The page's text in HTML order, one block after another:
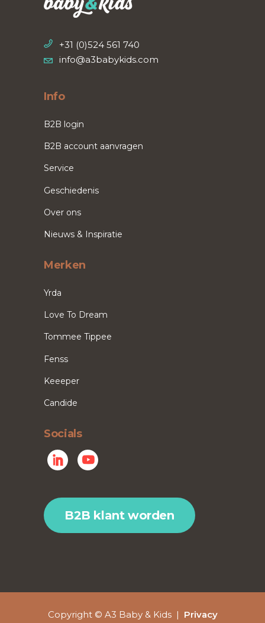
+31 (0)524 561 740
info@a3babykids.com
Info
B2B login
B2B account aanvragen
Service
Geschiedenis
Over ons
Nieuws & Inspiratie
Merken
Yrda
Love To Dream
Tommee Tippee
Fenss
Keeeper
Candide
Socials
B2B klant worden
Copyright © A3 Baby & Kids | Privacy